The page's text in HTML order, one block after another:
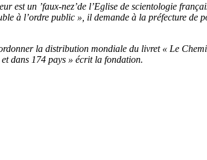
est un ’faux-nez’de l’Eglise de scientologie
à l’ordre public », il demande à la préfecture de
la distribution mondiale du livret « Le
dans 174 pays » écrit la fondation.